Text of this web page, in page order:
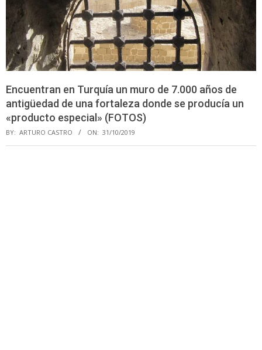
Encuentran en Turquía un muro de 7.000 años de
antigüedad de una fortaleza donde se producía un
«producto especial» (FOTOS)
BY: ARTURO CASTRO ON: 31/10/2019